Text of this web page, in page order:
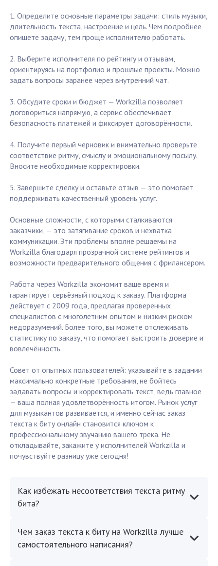
1. Определите основные параметры задачи: стиль музыки,
длительность текста, настроение и цель. Чем подробнее
опишете задачу, тем проще исполнителю работать.
2. Выберите исполнителя по рейтингу и отзывам,
ориентируясь на портфолио и прошлые проекты. Можно
задать вопросы заранее через внутренний чат.
3. Обсудите сроки и бюджет — Workzilla позволяет
договориться напрямую, а сервис обеспечивает
безопасность платежей и фиксирует договорённости.
4. Получите первый черновик и внимательно проверьте
соответствие ритму, смыслу и эмоциональному посылу.
Вносите необходимые корректировки.
5. Завершите сделку и оставьте отзыв — это помогает
поддерживать качественный уровень услуг.
Основные сложности, с которыми сталкиваются
заказчики, — это затягивание сроков и нехватка
коммуникации. Эти проблемы вполне решаемы на
Workzilla благодаря прозрачной системе рейтингов и
возможности предварительного общения с фрилансером.
Работа через Workzilla экономит ваше время и
гарантирует серьёзный подход к заказу. Платформа
действует с 2009 года, предлагая проверенных
специалистов с многолетним опытом и низким риском
недоразумений. Более того, вы можете отслеживать
статистику по заказу, что помогает выстроить доверие и
вовлечённость.
Совет от опытных пользователей: указывайте в задании
максимально конкретные требования, не бойтесь
задавать вопросы и корректировать текст, ведь главное
— ваша полная удовлетворённость итогом. Рынок услуг
для музыкантов развивается, и именно сейчас заказ
текста к биту онлайн становится ключом к
профессиональному звучанию вашего трека. Не
откладывайте, закажите у исполнителей Workzilla и
почувствуйте разницу уже сегодня!
Как избежать несоответствия текста ритму
бита?
Чем заказ текста к биту на Workzilla лучше
самостоятельного написания?